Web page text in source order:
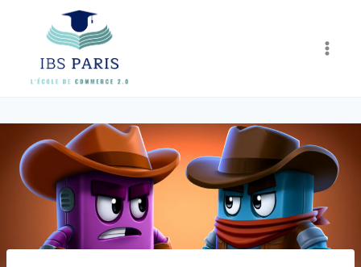
content